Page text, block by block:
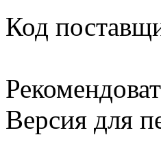
Код
Версия для